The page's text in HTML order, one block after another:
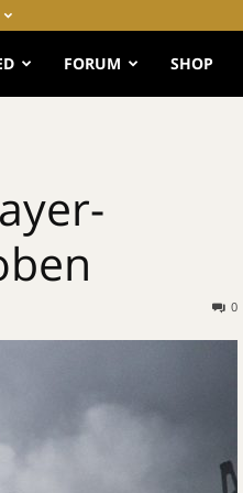
FORUM SHOP
0